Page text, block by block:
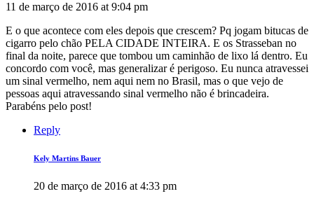
11 de março de 2016 at 9:04 pm
E o que acontece com eles depois que crescem? Pq jogam bitucas de
cigarro pelo chão PELA CIDADE INTEIRA. E os Strasseban no
final da noite, parece que tombou um caminhão de lixo lá dentro. Eu
concordo com você, mas generalizar é perigoso. Eu nunca atravessei
um sinal vermelho, nem aqui nem no Brasil, mas o que vejo de
pessoas aqui atravessando sinal vermelho não é brincadeira.
Parabéns pelo post!
Reply
Kely Martins Bauer
20 de março de 2016 at 4:33 pm